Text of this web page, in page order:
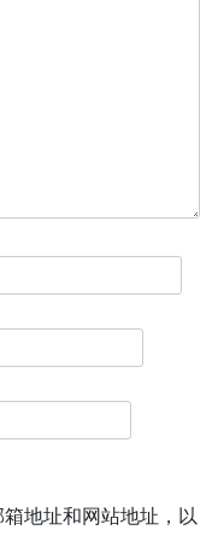
地址和网站地址，以